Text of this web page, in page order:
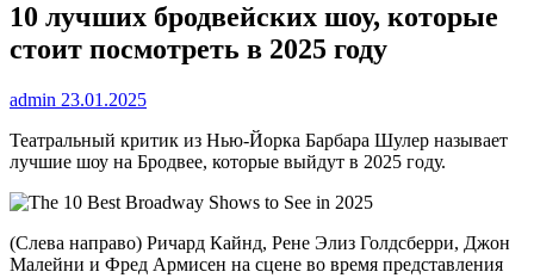
10 лучших бродвейских шоу, которые
стоит посмотреть в 2025 году
admin 23.01.2025
Театральный критик из Нью-Йорка Барбара Шулер называет
лучшие шоу на Бродвее, которые выйдут в 2025 году.
(Слева направо) Ричард Кайнд, Рене Элиз Голдсберри, Джон
Малейни и Фред Армисен на сцене во время представления